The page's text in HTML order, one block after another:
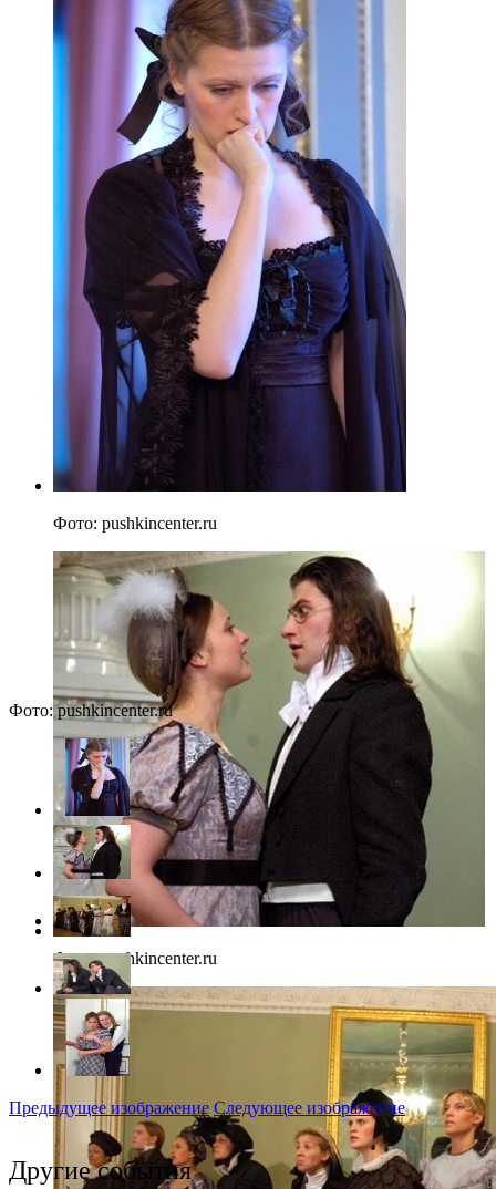
Фото: pushkincenter.ru
Фото: pushkincenter.ru
Фото: pushkincenter.ru
Предыдущее изображение Следующее изображение
Другие события